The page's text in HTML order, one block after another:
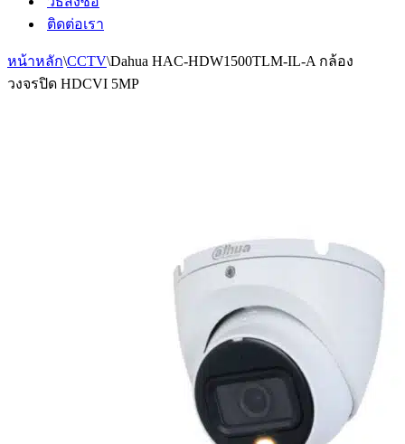
ติดต่อเรา
หน้าหลัก\CCTV\Dahua HAC-HDW1500TLM-IL-A กล้อง
วงจรปิด HDCVI 5MP